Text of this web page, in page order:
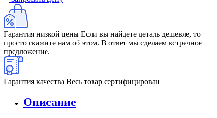
Гарантия низкой цены Если вы найдете деталь дешевле, то
просто скажите нам об этом. В ответ мы сделаем встречное
предложение.
Гарантия качества Весь товар сертифицирован
Описание